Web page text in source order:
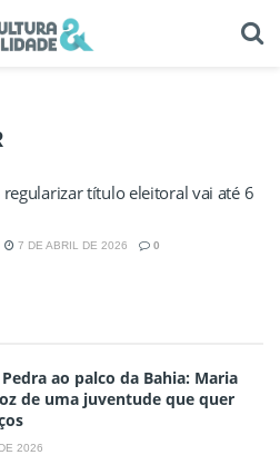
regularizar título eleitoral vai até 6
7 DE ABRIL DE 2026 0
ao palco da Bahia: Maria
de uma juventude que quer
2026